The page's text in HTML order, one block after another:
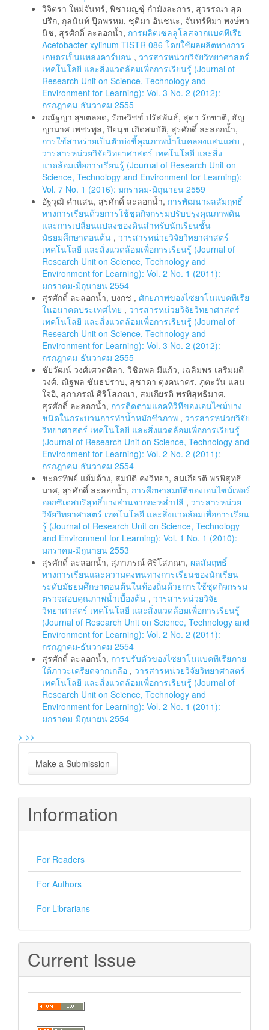
วิจิตรา ใหม่จันทร์, พิชามญชุ์ กำมังละการ, สุวรรณา สุด
ปรึก, กุลนันท์ ปุ๊ดพรหม, ชุติมา อันชนะ, จันทร์ทิมา พงษ์พา
นิช, สุรศักดิ์ ละลอกน้ำ, การผลิตเซลลูโลสจากแบคทีเรีย
Acetobacter xylinum TISTR 086 โดยใช้ผลผลิตทางการ
เกษตรเป็นแหล่งคาร์บอน , วารสารหน่วยวิจัยวิทยาศาสตร์
เทคโนโลยี และสิ่งแวดล้อมเพื่อการเรียนรู้ (Journal of
Research Unit on Science, Technology and
Environment for Learning): Vol. 3 No. 2 (2012):
กรกฎาคม-ธันวาคม 2555
ภณัฐญา สุขตลอด, รักษวิชช์ ปรัสพันธ์, สุดา รักชาติ, ธัญ
ญามาศ เพชรพูล, ปิยนุช เกิดสมบัติ, สุรศักดิ์ ละลอกน้ำ,
การใช้สาหร่ายเป็นตัวบ่งชี้คุณภาพน้ำในคลองแสนแสบ ,
วารสารหน่วยวิจัยวิทยาศาสตร์ เทคโนโลยี และสิ่ง
แวดล้อมเพื่อการเรียนรู้ (Journal of Research Unit on
Science, Technology and Environment for Learning):
Vol. 7 No. 1 (2016): มกราคม-มิถุนายน 2559
อัฐวุฒิ คำแสน, สุรศักดิ์ ละลอกน้ำ, การพัฒนาผลสัมฤทธิ์
ทางการเรียนด้วยการใช้ชุดกิจกรรมปรับปรุงคุณภาพดิน
และการเปลี่ยนแปลงของดินสำหรับนักเรียนชั้น
มัธยมศึกษาตอนต้น , วารสารหน่วยวิจัยวิทยาศาสตร์
เทคโนโลยี และสิ่งแวดล้อมเพื่อการเรียนรู้ (Journal of
Research Unit on Science, Technology and
Environment for Learning): Vol. 2 No. 1 (2011):
มกราคม-มิถุนายน 2554
สุรศักดิ์ ละลอกน้ำ, บงกช , ศักยภาพของไซยาโนแบคทีเรีย
ในอนาคตประเทศไทย , วารสารหน่วยวิจัยวิทยาศาสตร์
เทคโนโลยี และสิ่งแวดล้อมเพื่อการเรียนรู้ (Journal of
Research Unit on Science, Technology and
Environment for Learning): Vol. 3 No. 2 (2012):
กรกฎาคม-ธันวาคม 2555
ชัยวัฒน์ วงศ์เศวตศิลา, วิชิตพล มีแก้ว, เฉลิมพร เสริมมติ
วงศ์, ณัฐพล ขันธปราบ, สุชาดา ตุงคนาคร, ภูตะวัน แสน
ใจอิ, สุภาภรณ์ ศิริโสภณา, สมเกียรติ พรพิสุทธิมาศ,
สุรศักดิ์ ละลอกน้ำ, การติดตามแอคทิวิทีของเอนไซม์บาง
ชนิดในกระบวนการทำน้ำหมักชีวภาพ , วารสารหน่วยวิจัย
วิทยาศาสตร์ เทคโนโลยี และสิ่งแวดล้อมเพื่อการเรียนรู้
(Journal of Research Unit on Science, Technology and
Environment for Learning): Vol. 2 No. 2 (2011):
กรกฎาคม-ธันวาคม 2554
ชะอรทิพย์ แย้มด้วง, สมบัติ คงวิทยา, สมเกียรติ พรพิสุทธิ
มาศ, สุรศักดิ์ ละลอกน้ำ, การศึกษาสมบัติของเอนไซม์เพอร์
ออกซิเดสบริสุทธิ์บางส่วนจากกะหล่ำปลี , วารสารหน่วย
วิจัยวิทยาศาสตร์ เทคโนโลยี และสิ่งแวดล้อมเพื่อการเรียน
รู้ (Journal of Research Unit on Science, Technology
and Environment for Learning): Vol. 1 No. 1 (2010):
มกราคม-มิถุนายน 2553
สุรศักดิ์ ละลอกน้ำ, สุภาภรณ์ ศิริโสภณา, ผลสัมฤทธิ์
ทางการเรียนและความคงทนทางการเรียนของนักเรียน
ระดับมัธยมศึกษาตอนต้นในท้องถิ่นด้วยการใช้ชุดกิจกรรม
ตรวจสอบคุณภาพน้ำเบื้องต้น , วารสารหน่วยวิจัย
วิทยาศาสตร์ เทคโนโลยี และสิ่งแวดล้อมเพื่อการเรียนรู้
(Journal of Research Unit on Science, Technology and
Environment for Learning): Vol. 2 No. 2 (2011):
กรกฎาคม-ธันวาคม 2554
สุรศักดิ์ ละลอกน้ำ, การปรับตัวของไซยาโนแบคทีเรียภาย
ใต้ภาวะเครียดจากเกลือ , วารสารหน่วยวิจัยวิทยาศาสตร์
เทคโนโลยี และสิ่งแวดล้อมเพื่อการเรียนรู้ (Journal of
Research Unit on Science, Technology and
Environment for Learning): Vol. 2 No. 1 (2011):
มกราคม-มิถุนายน 2554
> >>
Make
a
Submission
Make a Submission
Information
For Readers
For Authors
For Librarians
Current Issue